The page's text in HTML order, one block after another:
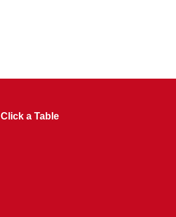
Click a Table